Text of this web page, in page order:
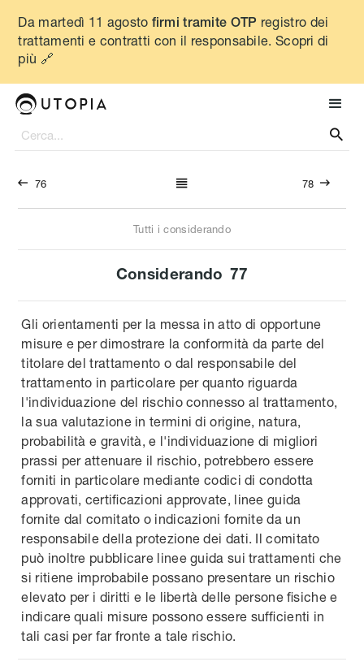
Da martedì 11 agosto firmi tramite OTP registro dei
trattamenti e contratti con il responsabile. Scopri di
più 🔗

 76  78 
Tutti i considerando
Considerando 77
Gli orientamenti per la messa in atto di opportune
misure e per dimostrare la conformità da parte del
titolare del trattamento o dal responsabile del
trattamento in particolare per quanto riguarda
l'individuazione del rischio connesso al trattamento,
la sua valutazione in termini di origine, natura,
probabilità e gravità, e l'individuazione di migliori
prassi per attenuare il rischio, potrebbero essere
forniti in particolare mediante codici di condotta
approvati, certificazioni approvate, linee guida
fornite dal comitato o indicazioni fornite da un
responsabile della protezione dei dati. Il comitato
può inoltre pubblicare linee guida sui trattamenti che
si ritiene improbabile possano presentare un rischio
elevato per i diritti e le libertà delle persone fisiche e
indicare quali misure possono essere sufficienti in
tali casi per far fronte a tale rischio.